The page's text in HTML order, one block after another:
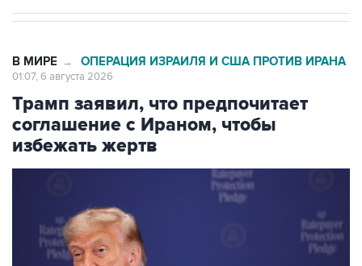
В МИРЕ → ОПЕРАЦИЯ ИЗРАИЛЯ И США ПРОТИВ ИРАНА
01:07, 6 августа 2026
Трамп заявил, что предпочитает
соглашение с Ираном, чтобы
избежать жертв